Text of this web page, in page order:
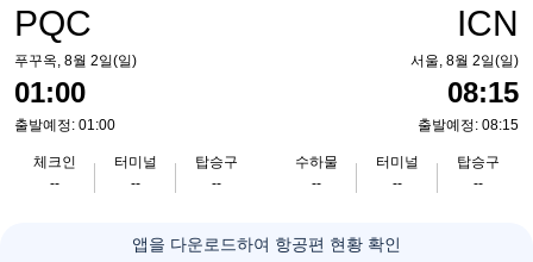
PQC
푸꾸옥, 8월 2일(일)
01:00
출발예정: 01:00
체크인
--
터미널
--
탑승구
--
ICN
서울, 8월 2일(일)
08:15
출발예정: 08:15
수하물
--
터미널
--
탑승구
--
앱을 다운로드하여 항공편 현황 확인